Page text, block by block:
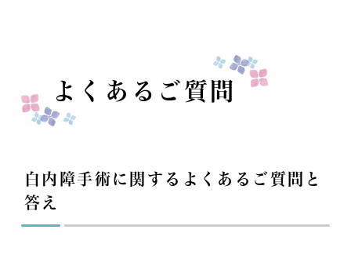
よくあるご質問
白内障手術に関するよくあるご質問と
答え